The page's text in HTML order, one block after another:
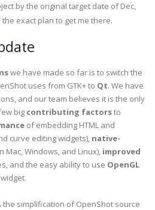
by the original target date of Dec,
exact plan to get me there.
we have made so far is to switch the
uses from GTK+ to Qt. We have
and our team believes it is the only
big contributing factorsto
of embedding HTML and
curve editing widgets), native-
Mac, Windows, and Linux), improved
and the easy ability to use OpenGL
simplification of OpenShot source